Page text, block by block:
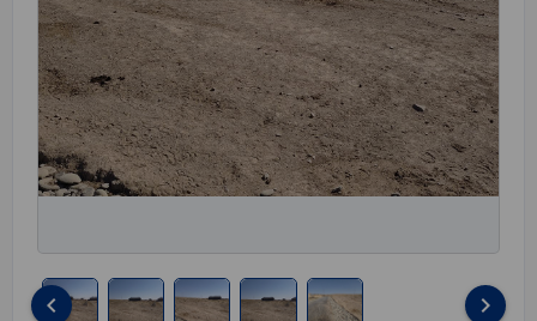
keyboard_arrow_left keyboard_arrow_right